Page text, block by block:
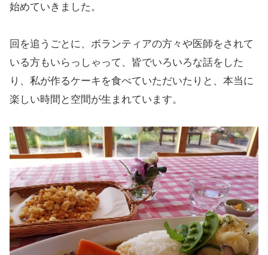
始めていきました。
回を追うごとに、ボランティアの方々や医師をされて
いる方もいらっしゃって、皆でいろいろな話をした
り、私が作るケーキを食べていただいたりと、本当に
楽しい時間と空間が生まれています。